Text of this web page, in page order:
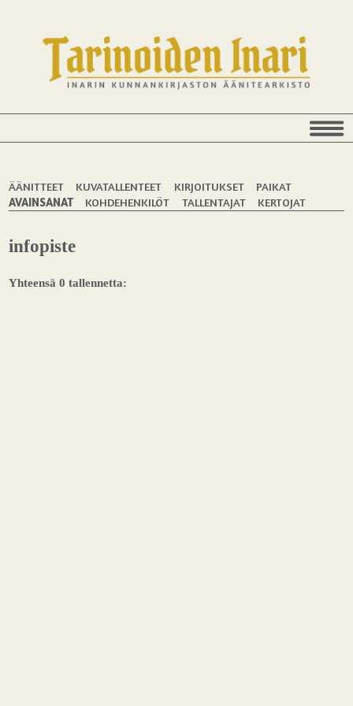
ÄÄNITTEET KUVATALLENTEET KIRJOITUKSET
PAIKAT
AVAINSANAT
KOHDEHENKILÖT TALLENTAJAT KERTOJAT
infopiste
Yhteensä 0 tallennetta: